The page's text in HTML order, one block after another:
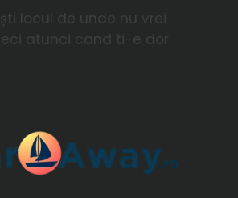
locul de unde nu vrei
atunci cand ti-e dor